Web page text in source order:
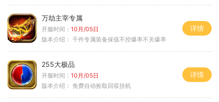
万劫主宰专属
开服时间： 10月/05日
版本介绍： 千件专属装备保值不控爆率不关爆率
详情
255大极品
开服时间： 10月/05日
版本介绍： 免费自动捡取回収挂机
详情